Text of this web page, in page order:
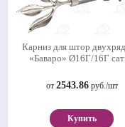
Карниз для штор
«Баваро» Ø16Г/16Г
от 2543.86руб./шт
Купить